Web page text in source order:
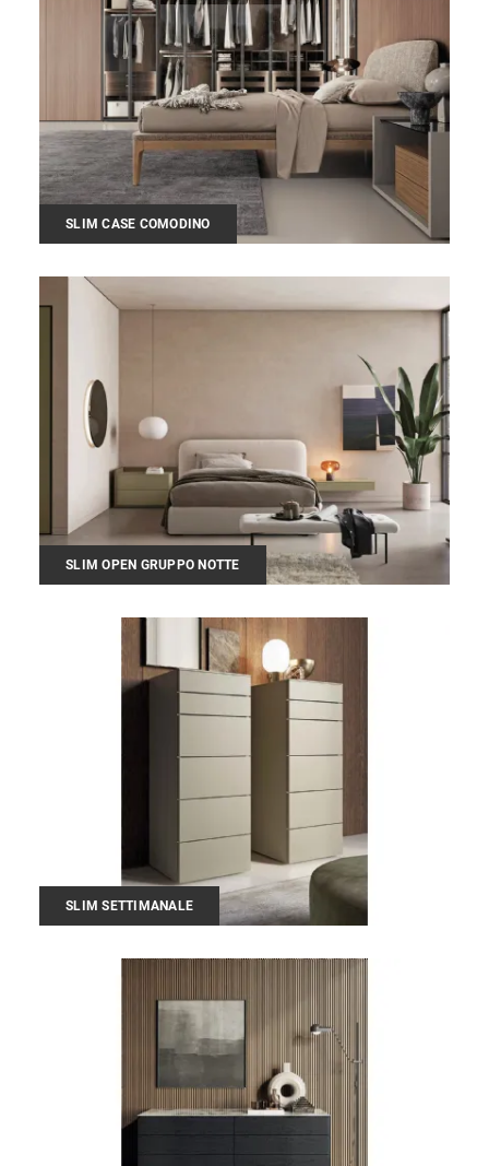
SLIM CASE COMODINO
SLIM OPEN GRUPPO NOTTE
SLIM SETTIMANALE